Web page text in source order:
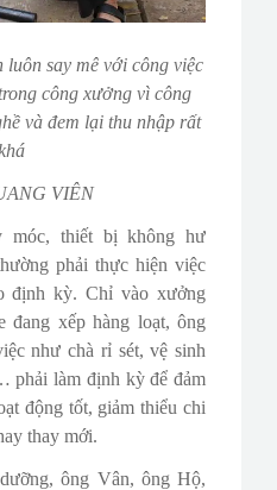
say mê với công việc
công xưởng vì công
và đem lại thu nhập rất
VIÊN
móc, thiết bị không hư
phải thực hiện việc
định kỳ. Chỉ vào xưởng
đang xếp hàng loạt, ông
như chà rỉ sét, vệ sinh
phải làm định kỳ để đảm
động tốt, giảm thiểu chi
thay mới.
ông Vân, ông Hộ,